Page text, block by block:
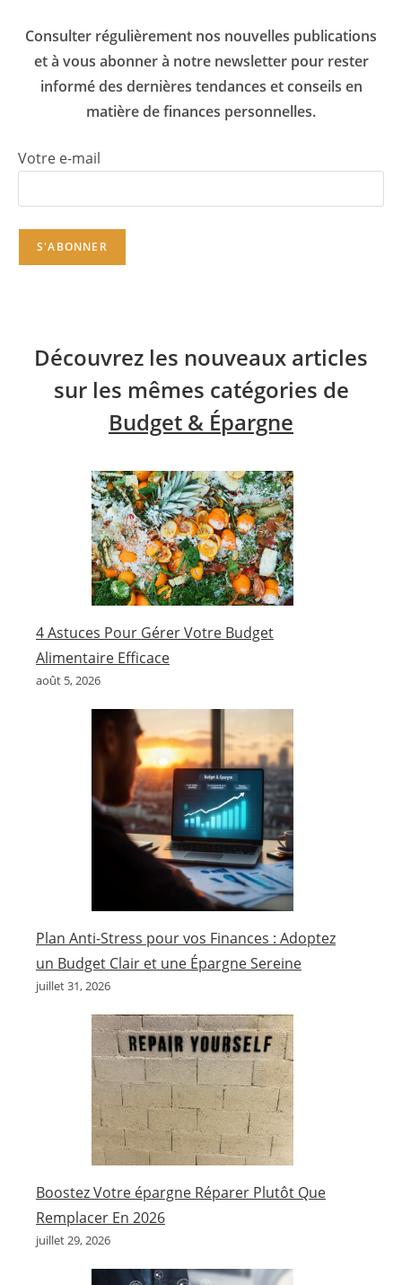
Consulter régulièrement nos nouvelles publications
et à vous abonner à notre newsletter pour rester
informé des dernières tendances et conseils en
matière de finances personnelles.
Votre e-mail
Découvrez les nouveaux articles
sur les mêmes catégories de
Budget & Épargne
4 Astuces Pour Gérer Votre Budget
Alimentaire Efficace
août 5, 2026
Plan Anti-Stress pour vos Finances : Adoptez
un Budget Clair et une Épargne Sereine
juillet 31, 2026
Boostez Votre épargne Réparer Plutôt Que
Remplacer En 2026
juillet 29, 2026